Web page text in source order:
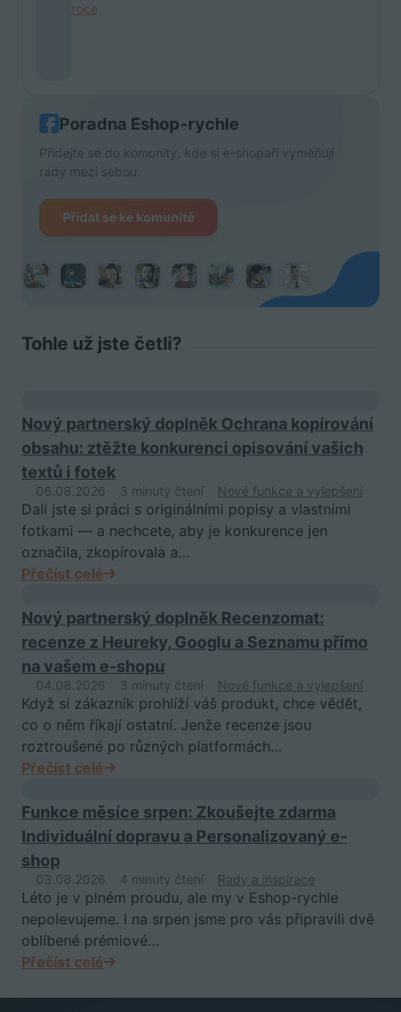
roce
Poradna Eshop-rychle
Přidejte se do komunity, kde si e-shopaři vyměňují
rady mezi sebou.
Přidat se ke komunitě
Tohle už jste četli?
Nový partnerský doplněk Ochrana kopírování
obsahu: ztěžte konkurenci opisování vašich
textů i fotek
06.08.2026 3 minuty čtení Nové funkce a vylepšení
Dali jste si práci s originálními popisy a vlastními
fotkami — a nechcete, aby je konkurence jen
označila, zkopírovala a…
Přečíst celé
Nový partnerský doplněk Recenzomat:
recenze z Heureky, Googlu a Seznamu přímo
na vašem e-shopu
04.08.2026 3 minuty čtení Nové funkce a vylepšení
Když si zákazník prohlíží váš produkt, chce vědět,
co o něm říkají ostatní. Jenže recenze jsou
roztroušené po různých platformách…
Přečíst celé
Funkce měsíce srpen: Zkoušejte zdarma
Individuální dopravu a Personalizovaný e-
shop
03.08.2026 4 minuty čtení Rady a inspirace
Léto je v plném proudu, ale my v Eshop-rychle
nepolevujeme. I na srpen jsme pro vás připravili dvě
oblíbené prémiové…
Přečíst celé